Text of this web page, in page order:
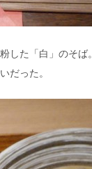
した「白」のそば。
だった。